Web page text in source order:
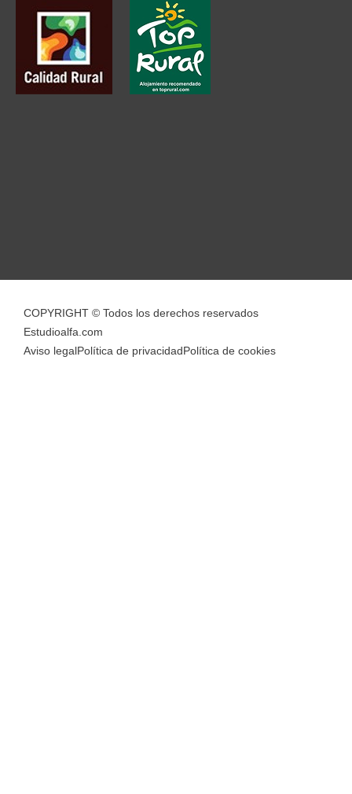
COPYRIGHT © Todos los derechos reservados
Estudioalfa.com
Aviso legalPolítica de privacidadPolítica de cookies